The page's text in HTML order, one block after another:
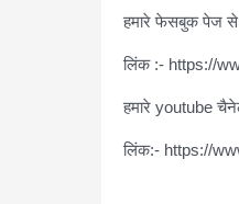
हमारे फेसबुक पेज
लिंक :- https://
हमारे youtube
लिंक:- https://